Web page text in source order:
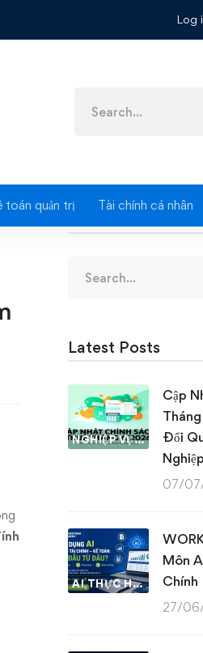
Log
for:
toán quản trị Tài chính cá nhân
for:
Latest Posts
NGHIỆP VỤ KẾ TOÁN & THUẾ
Cập
Đổi
07/
AI THỰC HÀNH
Môn
Chính
27/